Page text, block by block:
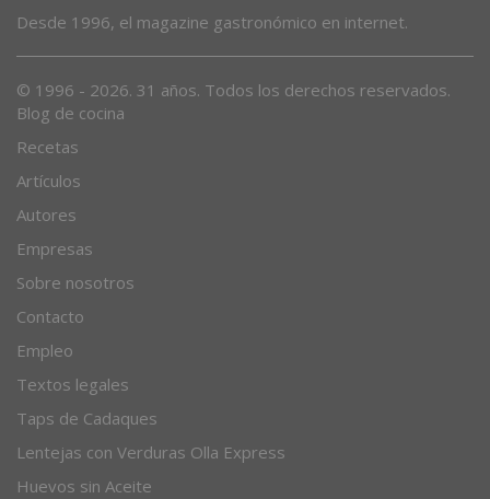
Blog de cocina
Recetas
Artículos
Autores
Empresas
Sobre nosotros
Contacto
Empleo
Textos legales
Taps de Cadaques